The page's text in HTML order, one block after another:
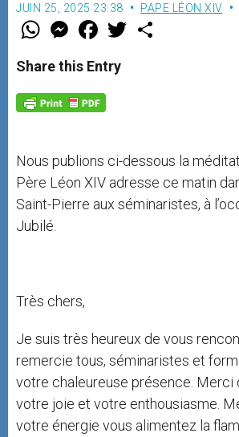
JUIN 25, 2025 23:38 PAPE LÉON XIV
W
t
s
p
p
M
e
s
e
g
e
F
a
e
b
o
k
w
Share this Entry
Nous publions ci-dessous la
Père Léon XIV adresse ce matin
Saint-Pierre aux séminaristes, à
Jubilé.
Très chers,
Je suis très heureux de vous
remercie tous, séminaristes et
votre chaleureuse présence. Merci
votre joie et votre enthousiasme.
votre énergie vous alimentez la